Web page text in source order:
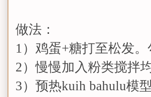
做法：
1）鸡蛋+糖打至松发
2）慢慢加入粉类搅拌
3）预热kuih bahulu模